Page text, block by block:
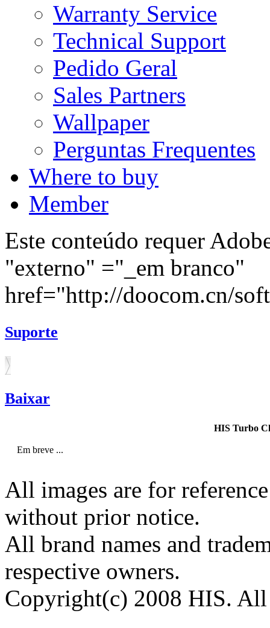
Warranty Service
Technical Support
Pedido Geral
Sales Partners
Wallpaper
Perguntas Frequentes
Where to buy
Member
Este conteúdo requer
"externo" ="_em branco"
href="http://doocom.cn/
Suporte
Baixar
HIS Turbo
Em breve ...
All images are for
without prior notice.
All brand names and
respective owners.
Copyright(c) 2008 HIS. All